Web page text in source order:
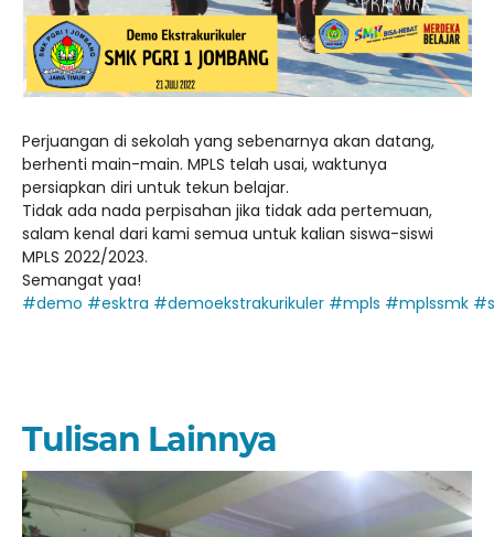
Perjuangan di sekolah yang sebenarnya akan datang,
berhenti main-main. MPLS telah usai, waktunya
persiapkan diri untuk tekun belajar.
Tidak ada nada perpisahan jika tidak ada pertemuan,
salam kenal dari kami semua untuk kalian siswa-siswi
MPLS 2022/2023.
Semangat yaa!
#demo #esktra #demoekstrakurikuler #mpls #mplssmk
Tulisan Lainnya